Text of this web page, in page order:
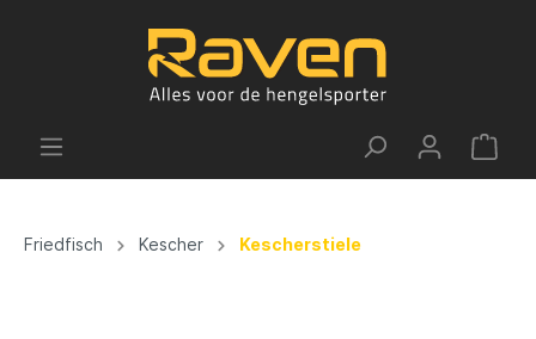
Friedfisch Kescher Kescherstiele